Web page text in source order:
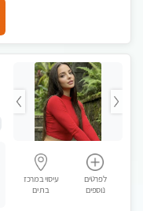
לפרטים
נוספים
עיסוי במרכז
בת ים